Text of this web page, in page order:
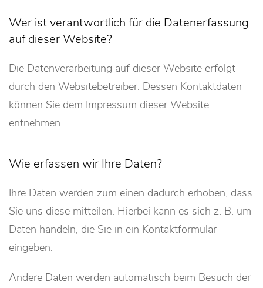
Wer ist verantwortlich für die Datenerfassung
auf dieser Website?
Die Datenverarbeitung auf dieser Website erfolgt
durch den Websitebetreiber. Dessen Kontaktdaten
können Sie dem Impressum dieser Website
entnehmen.
Wie erfassen wir Ihre Daten?
Ihre Daten werden zum einen dadurch erhoben, dass
Sie uns diese mitteilen. Hierbei kann es sich z. B. um
Daten handeln, die Sie in ein Kontaktformular
eingeben.
Andere Daten werden automatisch beim Besuch der